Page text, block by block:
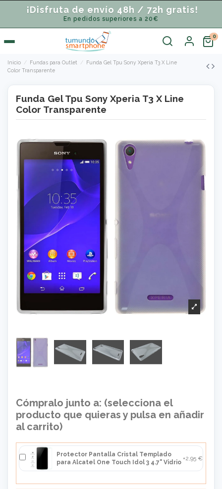
¡Disfruta de envío 48h / 72h gratis!
En pedidos superiores a 20€
Inicio Fundas para Outlet
Funda Gel Tpu Sony Xperia T3 X Line
Color Transparente
Funda Gel Tpu Sony Xperia T3 X Line
Color Transparente
Cómpralo junto a: (selecciona el
producto que quieras y pulsa en añadir
al carrito)
Protector Pantalla Cristal Templado
para Alcatel One Touch Idol 3 4.7" Vidrio
+2,95 €